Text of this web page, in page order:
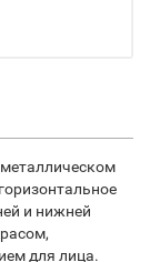
и нижней
для лица.